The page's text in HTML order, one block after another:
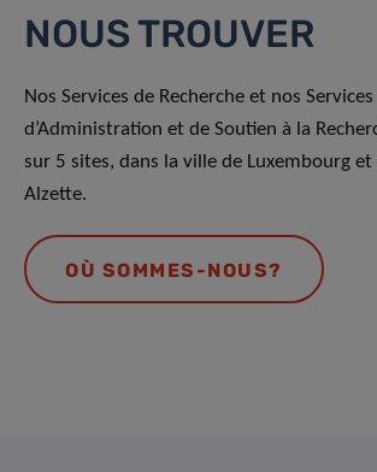
NOUS TROUVER
Nos Services de Recherche et nos Services
d’Administration et de Soutien à la
sur 5 sites, dans la ville de Luxembourg et
Alzette.
OÙ SOMMES-NOUS?